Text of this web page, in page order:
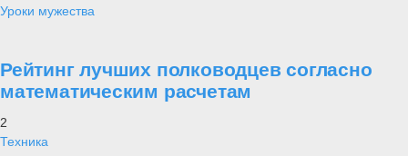
Уроки мужества
Рейтинг лучших полководцев согласно
математическим расчетам
2
Техника